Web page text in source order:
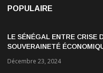
POPULAIRE
LE SÉNÉGAL ENTRE CRISE
SOUVERAINETÉ
Décembre 23, 2024